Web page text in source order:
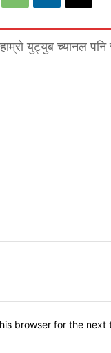
युट्युब च्यानल पनि
browser for the next